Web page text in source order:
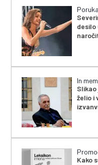
desilo
In
Slikao
želio i
Kako